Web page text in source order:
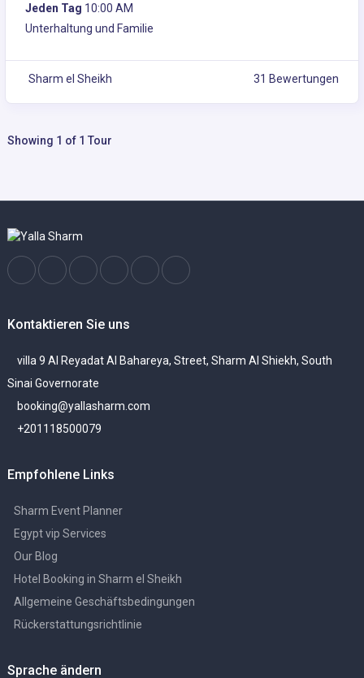
Jeden Tag 10:00 AM
Unterhaltung und Familie
Sharm el Sheikh 31 Bewertungen
Showing 1 of 1 Tour
Kontaktieren Sie uns
villa 9 Al Reyadat Al Bahareya, Street, Sharm Al Shiekh, South
Sinai Governorate
booking@yallasharm.com
+201118500079
Empfohlene Links
Sharm Event Planner
Egypt vip Services
Our Blog
Hotel Booking in Sharm el Sheikh
Allgemeine Geschäftsbedingungen
Rückerstattungsrichtlinie
Sprache ändern